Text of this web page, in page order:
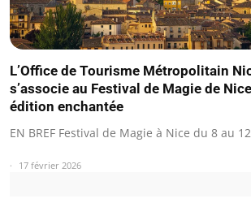
L’Office de Tourisme Métropolitain
s’associe au Festival de Magie de
édition enchantée
EN BREF Festival de Magie à Nice du 8 au
17 février 2026